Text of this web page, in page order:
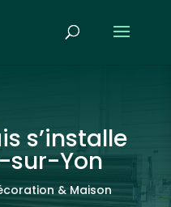
s’installe
sur-Yon
& Maison